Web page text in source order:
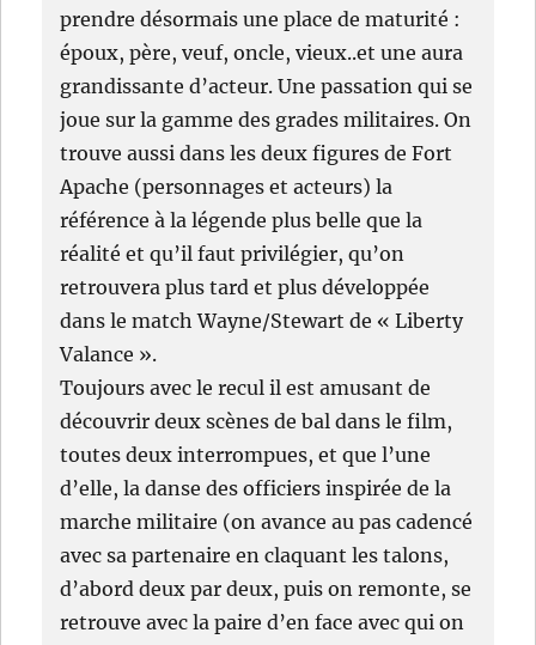
prendre désormais une place de maturité :
époux, père, veuf, oncle, vieux..et une aura
grandissante d’acteur. Une passation qui se
joue sur la gamme des grades militaires. On
trouve aussi dans les deux figures de Fort
Apache (personnages et acteurs) la
référence à la légende plus belle que la
réalité et qu’il faut privilégier, qu’on
retrouvera plus tard et plus développée
dans le match Wayne/Stewart de « Liberty
Valance ».
Toujours avec le recul il est amusant de
découvrir deux scènes de bal dans le film,
toutes deux interrompues, et que l’une
d’elle, la danse des officiers inspirée de la
marche militaire (on avance au pas cadencé
avec sa partenaire en claquant les talons,
d’abord deux par deux, puis on remonte, se
retrouve avec la paire d’en face avec qui on